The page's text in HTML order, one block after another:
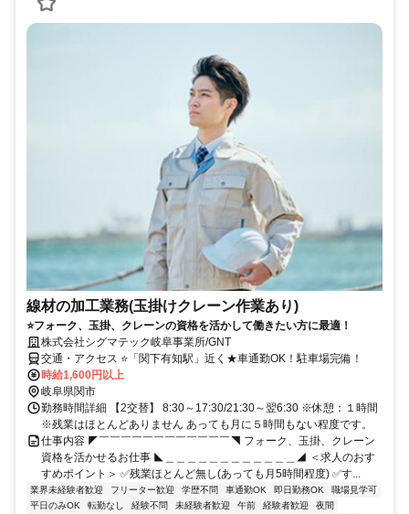
線材の加工業務(玉掛けクレーン作業あり)
⭐フォーク、玉掛、クレーンの資格を活かして働きたい方に最適！
株式会社シグマテック岐阜事業所/GNT
交通・アクセス ⭐「関下有知駅」近く★車通勤OK！駐車場完備！
時給1,600円以上
岐阜県関市
勤務時間詳細 【2交替】 8:30～17:30/21:30～翌6:30 ※休憩：１時間
※残業はほとんどありません あっても月に５時間もない程度です。
仕事内容 ◤￣￣￣￣￣￣￣￣￣￣￣￣◥ フォーク、玉掛、クレーン
資格を活かせるお仕事 ◣＿＿＿＿＿＿＿＿＿＿＿＿◢ ＜求人のおす
すめポイント＞ ✅残業ほとんど無し(あっても月5時間程度) ✅す...
業界未経験者歓迎 フリーター歓迎 学歴不問 車通勤OK 即日勤務OK
職場見学可
平日のみOK
転勤なし 経験不問 未経験者歓迎 午前 経験者歓迎
夜間